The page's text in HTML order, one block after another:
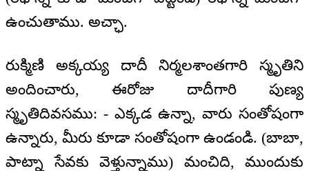
ఉంచుతాము. అచ్ఛా.
రుక్మిణి అక్కయ్య దాదీ నిర్మలశాంతగారి స్మృతిని
అందించారు, ఈరోజు దాదీగారి పుణ్య
స్మృతిదివసము: - ఎక్కడ ఉన్నా, వారు సంతోషంగా
ఉన్నారు, మీరు కూడా సంతోషంగా ఉండండి. (బాబా,
పాట్నా సేవకు వెళ్తున్నాము) మంచిది, ముందుకు